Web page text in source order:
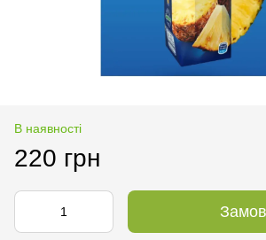
В наявності
220 грн